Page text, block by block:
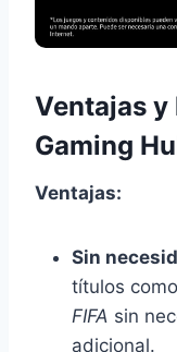
Ventajas
Gaming
Ventajas:
Sin
títulos como
FIFA sin
adicional.